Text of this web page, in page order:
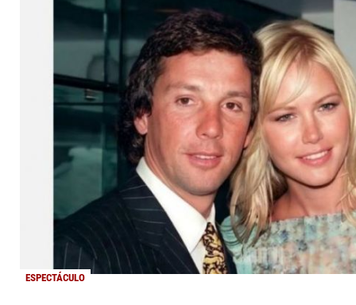
ESPECTÁCULO